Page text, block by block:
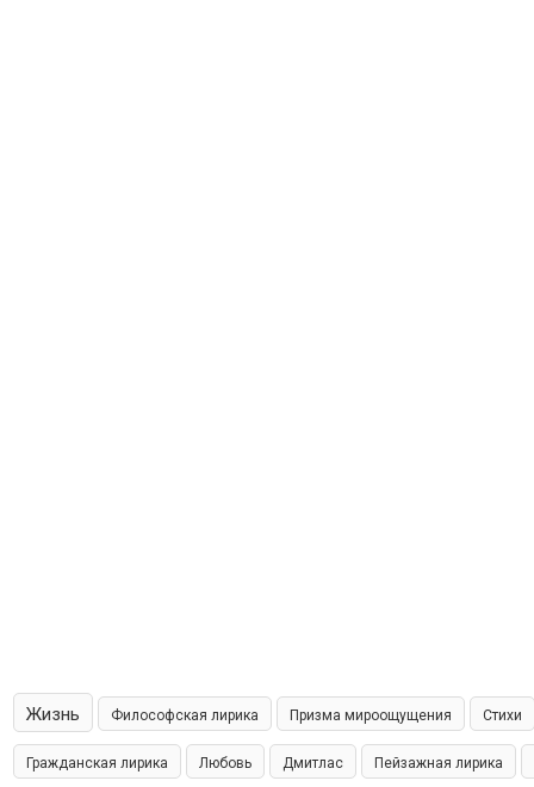
Жизнь Философская лирика Призма мироощущения Стихи
Гражданская лирика Любовь Дмитлас Пейзажная лирика